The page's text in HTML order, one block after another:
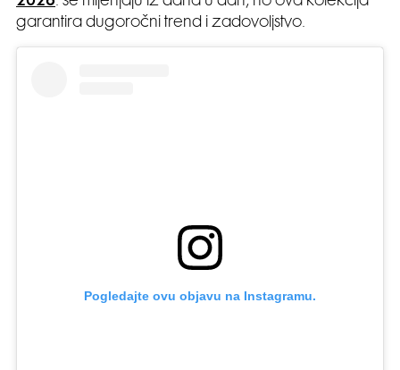
garantira dugoročni trend i zadovoljstvo.
Pogledajte ovu objavu na Instagramu.